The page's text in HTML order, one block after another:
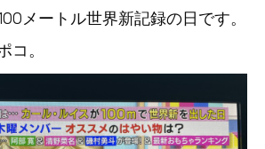
メートル世界新記録の日です。
コ。